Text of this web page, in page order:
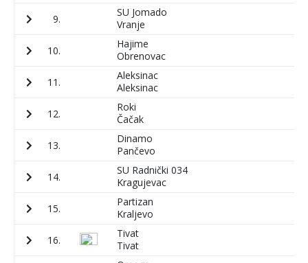
9.
SU Jomado
Vranje
10.
Hajime
Obrenovac
11.
Aleksinac
Aleksinac
12.
Roki
Čačak
13.
Dinamo
Pančevo
14.
SU Radnički 034
Kragujevac
15.
Partizan
Kraljevo
16.
Tivat
Tivat